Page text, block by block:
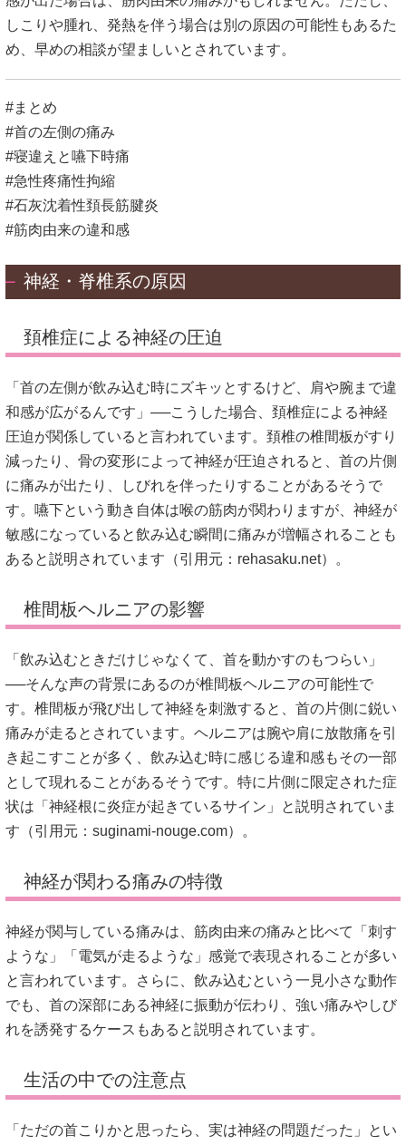
しこりや腫れ、発熱を伴う場合は別の原因の可能性もあるた
め、早めの相談が望ましいとされています。
#まとめ
#首の左側の痛み
#寝違えと嚥下時痛
#急性疼痛性拘縮
#石灰沈着性頚長筋腱炎
#筋肉由来の違和感
神経・脊椎系の原因
頚椎症による神経の圧迫
「首の左側が飲み込む時にズキッとするけど、肩や腕まで違
和感が広がるんです」──こうした場合、頚椎症による神経
圧迫が関係していると言われています。頚椎の椎間板がすり
減ったり、骨の変形によって神経が圧迫されると、首の片側
に痛みが出たり、しびれを伴ったりすることがあるそうで
す。嚥下という動き自体は喉の筋肉が関わりますが、神経が
敏感になっていると飲み込む瞬間に痛みが増幅されることも
あると説明されています（引用元： rehasaku.net）。
椎間板ヘルニアの影響
「飲み込むときだけじゃなくて、首を動かすのもつらい」
──そんな声の背景にあるのが椎間板ヘルニアの可能性で
す。椎間板が飛び出して神経を刺激すると、首の片側に鋭い
痛みが走るとされています。ヘルニアは腕や肩に放散痛を引
き起こすことが多く、飲み込む時に感じる違和感もその一部
として現れることがあるそうです。特に片側に限定された症
状は「神経根に炎症が起きているサイン」と説明されていま
す（引用元： suginami-nouge.com）。
神経が関わる痛みの特徴
神経が関与している痛みは、筋肉由来の痛みと比べて「刺す
ような」「電気が走るような」感覚で表現されることが多い
と言われています。さらに、飲み込むという一見小さな動作
でも、首の深部にある神経に振動が伝わり、強い痛みやしび
れを誘発するケースもあると説明されています。
生活の中での注意点
「ただの首こりかと思ったら、実は神経の問題だった」とい